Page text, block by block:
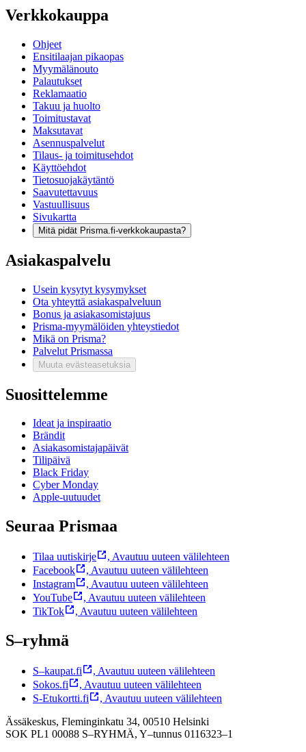
Verkkokauppa
Ohjeet
Ensitilaajan pikaopas
Myymälänouto
Palautukset
Reklamaatio
Takuu ja huolto
Toimitustavat
Maksutavat
Asennuspalvelut
Tilaus- ja toimitusehdot
Käyttöehdot
Tietosuojakäytäntö
Saavutettavuus
Vastuullisuus
Sivukartta
Mitä pidät Prisma.fi-verkkokaupasta?
Asiakaspalvelu
Usein kysytyt kysymykset
Ota yhteyttä asiakaspalveluun
Bonus ja asiakasomistajuus
Prisma-myymälöiden yhteystiedot
Mikä on Prisma?
Palvelut Prismassa
Muuta evästeasetuksia
Suosittelemme
Ideat ja inspiraatio
Brändit
Asiakasomistajapäivät
Tilipäivä
Black Friday
Cyber Monday
Apple-uutuudet
Seuraa Prismaa
Tilaa uutiskirje , Avautuu uuteen välilehteen
Facebook
, Avautuu uuteen välilehteen
Instagram
, Avautuu uuteen välilehteen
YouTube
, Avautuu uuteen välilehteen
TikTok
, Avautuu uuteen välilehteen
S–ryhmä
S–kaupat.fi , Avautuu uuteen välilehteen
Sokos.fi
, Avautuu uuteen välilehteen
S-Etukortti.fi
, Avautuu uuteen välilehteen
Ässäkeskus, Fleminginkatu 34, 00510 Helsinki
SOK PL1 00088 S–RYHMÄ, Y–tunnus 0116323–1